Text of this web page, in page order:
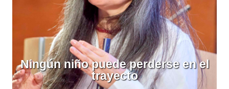
Ningún niño puede perderse en el
trayecto